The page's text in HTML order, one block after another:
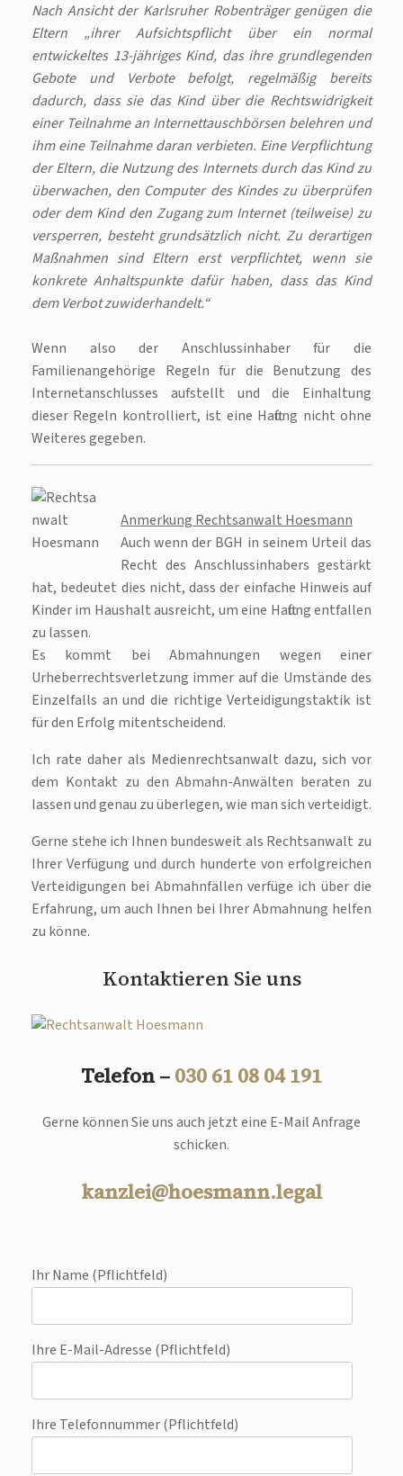
Nach Ansicht der Karlsruher Robenträger genügen die
Eltern „ihrer Aufsichtspflicht über ein normal
entwickeltes 13-jähriges Kind, das ihre grundlegenden
Gebote und Verbote befolgt, regelmäßig bereits
dadurch, dass sie das Kind über die Rechtswidrigkeit
einer Teilnahme an Internettauschbörsen belehren und
ihm eine Teilnahme daran verbieten. Eine Verpflichtung
der Eltern, die Nutzung des Internets durch das Kind zu
überwachen, den Computer des Kindes zu überprüfen
oder dem Kind den Zugang zum Internet (teilweise) zu
versperren, besteht grundsätzlich nicht. Zu derartigen
Maßnahmen sind Eltern erst verpflichtet, wenn sie
konkrete Anhaltspunkte dafür haben, dass das Kind
dem Verbot zuwiderhandelt.“
Wenn also der Anschlussinhaber für die
Familienangehörige Regeln für die Benutzung des
Internetanschlusses aufstellt und die Einhaltung
dieser Regeln kontrolliert, ist eine Haftung nicht ohne
Weiteres gegeben.
Anmerkung Rechtsanwalt Hoesmann
Auch wenn der BGH in seinem Urteil das
Recht des Anschlussinhabers gestärkt
hat, bedeutet dies nicht, dass der einfache Hinweis auf
Kinder im Haushalt ausreicht, um eine Haftung entfallen
zu lassen.
Es kommt bei Abmahnungen wegen einer
Urheberrechtsverletzung immer auf die Umstände des
Einzelfalls an und die richtige Verteidigungstaktik ist
für den Erfolg mitentscheidend.
Ich rate daher als Medienrechtsanwalt dazu, sich vor
dem Kontakt zu den Abmahn-Anwälten beraten zu
lassen und genau zu überlegen, wie man sich verteidigt.
Gerne stehe ich Ihnen bundesweit als Rechtsanwalt zu
Ihrer Verfügung und durch hunderte von erfolgreichen
Verteidigungen bei Abmahnfällen verfüge ich über die
Erfahrung, um auch Ihnen bei Ihrer Abmahnung helfen
zu könne.
Kontaktieren Sie uns
Telefon – 030 61 08 04 191
Gerne können Sie uns auch jetzt eine E-Mail Anfrage
schicken.
kanzlei@hoesmann.legal
Ihr Name (Pflichtfeld)
Ihre E-Mail-Adresse (Pflichtfeld)
Ihre Telefonnummer (Pflichtfeld)